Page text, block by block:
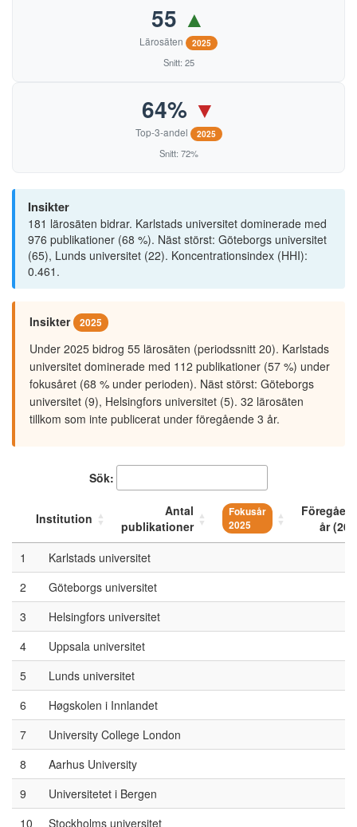
55 ▲
Lärosäten 2025
Snitt: 25
64% ▼
Top-3-andel 2025
Snitt: 72%
Insikter
181 lärosäten bidrar. Karlstads universitet dominerade med
976 publikationer (68 %). Näst störst: Göteborgs universitet
(65), Lunds universitet (22). Koncentrationsindex (HHI):
0.461.
Insikter 2025
Under 2025 bidrog 55 lärosäten (periodssnitt 20). Karlstads
universitet dominerade med 112 publikationer (57 %) under
fokusåret (68 % under perioden). Näst störst: Göteborgs
universitet (9), Helsingfors universitet (5). 32 lärosäten
tillkom som inte publicerat under föregående 3 år.
Sök:
Institution
Antal
publikationer
Fokusår
2025
år
1
Karlstads universitet
2
Göteborgs universitet
3
Helsingfors universitet
4
Uppsala universitet
5
Lunds universitet
6
Høgskolen i Innlandet
7
University College London
8
Aarhus University
9
Universitetet i Bergen
10
Stockholms universitet